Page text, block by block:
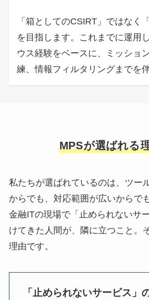
「箱としてのCSIRT」ではなく
を目指します。これまでに運用
ウス経験をベースに、ミッショ
練、情報フィルタリングまでを
MPSが選ばれる
私たちが選ばれているのは、ツー
からでも、対応範囲が広いからで
金融ITの現場で「止められないサ
けてきた人間が、隣に立つこと。
理由です。
「止められないサービス」